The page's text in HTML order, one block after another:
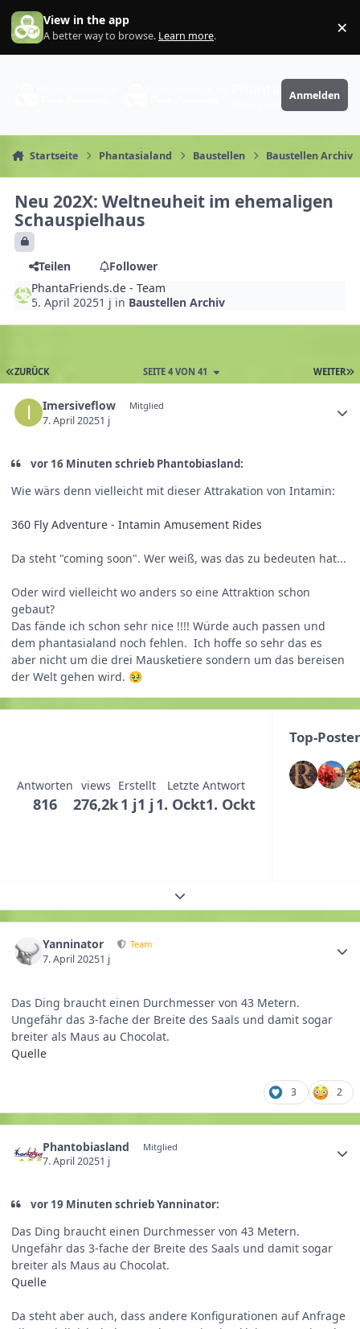
Zum Inhalt springen
View in the app
A better way to browse. Learn more. ×
PhantaFriends.de
Anmelden
Startseite Phantasialand Baustellen Baustellen Archiv
Neu 202X: Weltneuheit im ehemaligen
Schauspielhaus
Teilen
Follower
PhantaFriends.de - Team
5. April 20251 j in Baustellen Archiv
ZURÜCK WEITER
SEITE 4 VON 41
Imersiveflow Mitglied
7. April 20251 j
vor 16 Minuten schrieb Phantobiasland:
Wie wärs denn vielleicht mit dieser Attrakation von Intamin:
360 Fly Adventure - Intamin Amusement Rides
Da steht "coming soon". Wer weiß, was das zu bedeuten hat...
Oder wird vielleicht wo anders so eine Attraktion schon
gebaut?
Das fände ich schon sehr nice !!!! Würde auch passen und
dem phantasialand noch fehlen. Ich hoffe so sehr das es
aber nicht um die drei Mausketiere sondern um das bereisen
der Welt gehen wird. 🥹
Antworten
816
views
276,2k
Erstellt
1 j1 j
Letzte Antwort
1. Ockt1. Ockt
Top-
Themenübersicht erweitern
Yanninator Team
7. April 20251 j
Das Ding braucht einen Durchmesser von 43 Metern.
Ungefähr das 3-fache der Breite des Saals und damit sogar
breiter als Maus au Chocolat.
Quelle
3 2
Phantobiasland Mitglied
7. April 20251 j
vor 19 Minuten schrieb Yanninator:
Das Ding braucht einen Durchmesser von 43 Metern.
Ungefähr das 3-fache der Breite des Saals und damit sogar
breiter als Maus au Chocolat.
Quelle
Da steht aber auch, dass andere Konfigurationen auf Anfrage